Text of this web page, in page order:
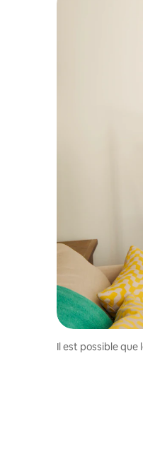
Il est possible